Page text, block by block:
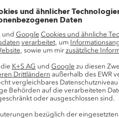
Preise wirkten sich
Salzprodukte blieben
Die
Vorjahres (2023: 6,62 Mio.